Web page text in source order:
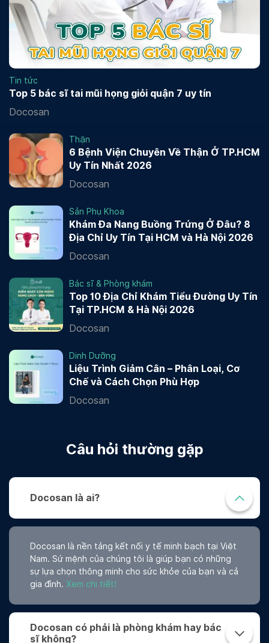
Tin tức
Top 5 bác sĩ tai mũi họng giỏi quận 7 uy tín
Docosan
Thận
6 Bệnh Viện Chuyên Về Thận Ở TP.HCM
Uy Tín Nhất 2026
Docosan
Sản Phụ Khoa
Khám Đa Nang Buồng Trứng Ở Đâu? 8
Địa Chỉ Uy Tín Tại HCM và Hà Nội 2026
Docosan
Bác sĩ & Phòng khám
Top 10 Địa Chỉ Khám Tiểu Đường Uy Tín
Tại TP.HCM & Hà Nội 2026
Docosan
Dinh Dưỡng
Liệu Trình Giảm Cân – Phân Loại, Cơ
Chế và Cách Chọn Phù Hợp
Docosan
Câu hỏi thường gặp
Docosan là ai?
Docosan là nền tảng kết nối y tế minh bạch tại Việt
Nam. Sứ mệnh của chúng tôi là giúp bạn có những
sự lựa chọn thông minh cho sức khỏe của bạn và cả
gia đình. Xem chi tiết!
Docosan có phải là phòng khám hay bác
sĩ không?